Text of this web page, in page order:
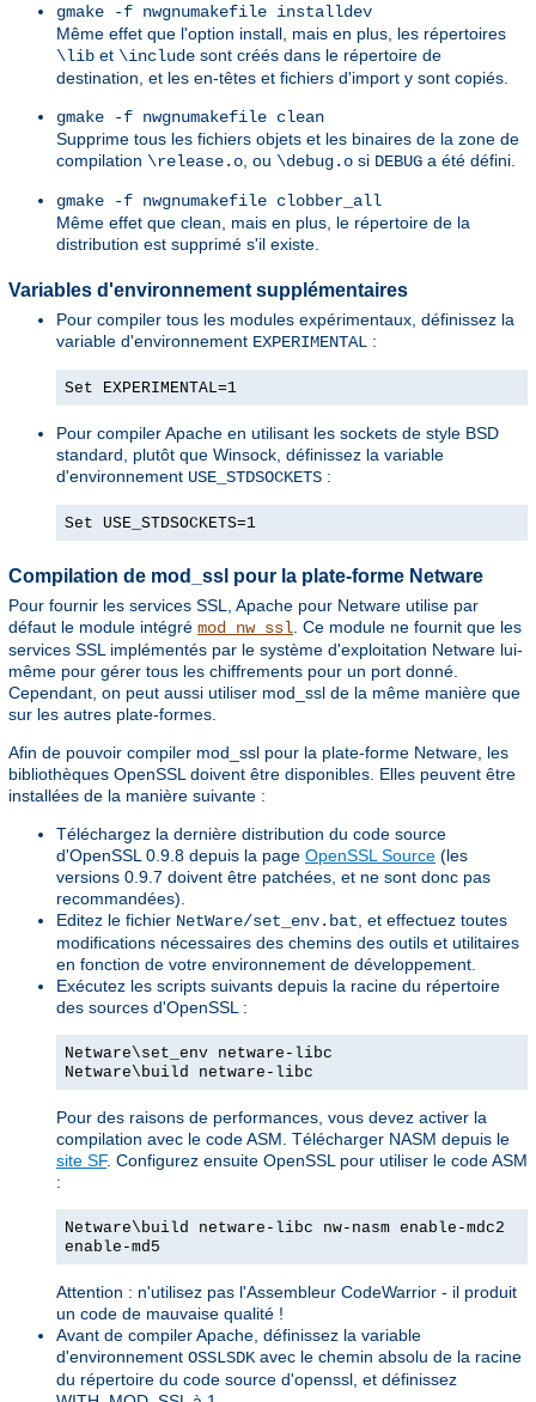
gmake -f nwgnumakefile installdev
Même effet que l'option install, mais en plus, les répertoires
\lib et \include sont créés dans le répertoire de
destination, et les en-têtes et fichiers d'import y sont copiés.
gmake -f nwgnumakefile clean
Supprime tous les fichiers objets et les binaires de la zone de
compilation \release.o , ou \debug.o si DEBUG a été défini.
gmake -f nwgnumakefile clobber_all
Même effet que clean, mais en plus, le répertoire de la
distribution est supprimé s'il existe.
Variables d'environnement supplémentaires
Pour compiler tous les modules expérimentaux, définissez la
variable d'environnement EXPERIMENTAL :
Set EXPERIMENTAL=1
Pour compiler Apache en utilisant les sockets de style BSD
standard, plutôt que Winsock, définissez la variable
d'environnement USE_STDSOCKETS :
Set USE_STDSOCKETS=1
Compilation de mod_ssl pour la plate-forme Netware
Pour fournir les services SSL, Apache pour Netware utilise par
défaut le module intégré mod_nw_ssl. Ce module ne fournit que les
services SSL implémentés par le système d'exploitation Netware lui-
même pour gérer tous les chiffrements pour un port donné.
Cependant, on peut aussi utiliser mod_ssl de la même manière que
sur les autres plate-formes.
Afin de pouvoir compiler mod_ssl pour la plate-forme Netware, les
bibliothèques OpenSSL doivent être disponibles. Elles peuvent être
installées de la manière suivante :
Téléchargez la dernière distribution du code source
d'OpenSSL 0.9.8 depuis la page OpenSSL Source (les
versions 0.9.7 doivent être patchées, et ne sont donc pas
recommandées).
Editez le fichier NetWare/set_env.bat, et effectuez toutes
modifications nécessaires des chemins des outils et utilitaires
en fonction de votre environnement de développement.
Exécutez les scripts suivants depuis la racine du répertoire
des sources d'OpenSSL :
Netware\set_env netware-libc
Netware\build netware-libc
Pour des raisons de performances, vous devez activer la
compilation avec le code ASM. Télécharger NASM depuis le
site SF. Configurez ensuite OpenSSL pour utiliser le code ASM
:
Netware\build netware-libc nw-nasm enable-mdc2
enable-md5
Attention : n'utilisez pas l'Assembleur CodeWarrior - il produit
un code de mauvaise qualité !
Avant de compiler Apache, définissez la variable
d'environnement OSSLSDKavec le chemin absolu de la racine
du répertoire du code source d'openssl, et définissez